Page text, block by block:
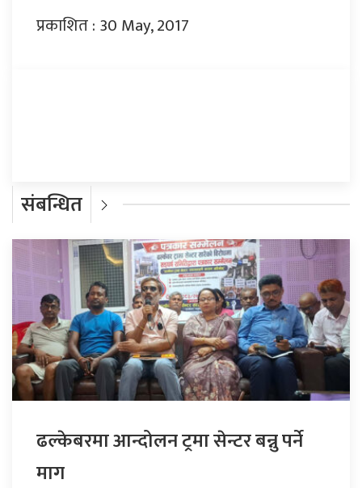
प्रकाशित : 30 May, 2017
संबन्धित
ढल्केबरमा आन्दोलन ट्रमा सेन्टर बन्नु पर्ने
माग